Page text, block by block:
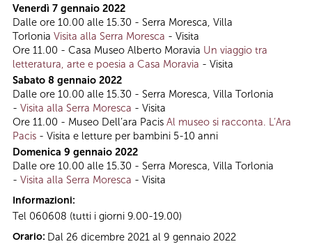
Venerdì 7 gennaio 2022
Dalle ore 10.00 alle 15.30 - Serra Moresca, Villa
Torlonia Visita alla Serra Moresca - Visita
Ore 11.00 - Casa Museo Alberto Moravia Un viaggio tra
letteratura, arte e poesia a Casa Moravia - Visita
Sabato 8 gennaio 2022
Dalle ore 10.00 alle 15.30 - Serra Moresca, Villa Torlonia
- Visita alla Serra Moresca - Visita
Ore 11.00 - Museo Dell’ara Pacis Al museo si racconta. L’Ara
Pacis - Visita e letture per bambini 5-10 anni
Domenica 9 gennaio 2022
Dalle ore 10.00 alle 15.30 - Serra Moresca, Villa Torlonia
- Visita alla Serra Moresca - Visita
Informazioni:
Tel 060608 (tutti i giorni 9.00-19.00)
Orario: Dal 26 dicembre 2021 al 9 gennaio 2022